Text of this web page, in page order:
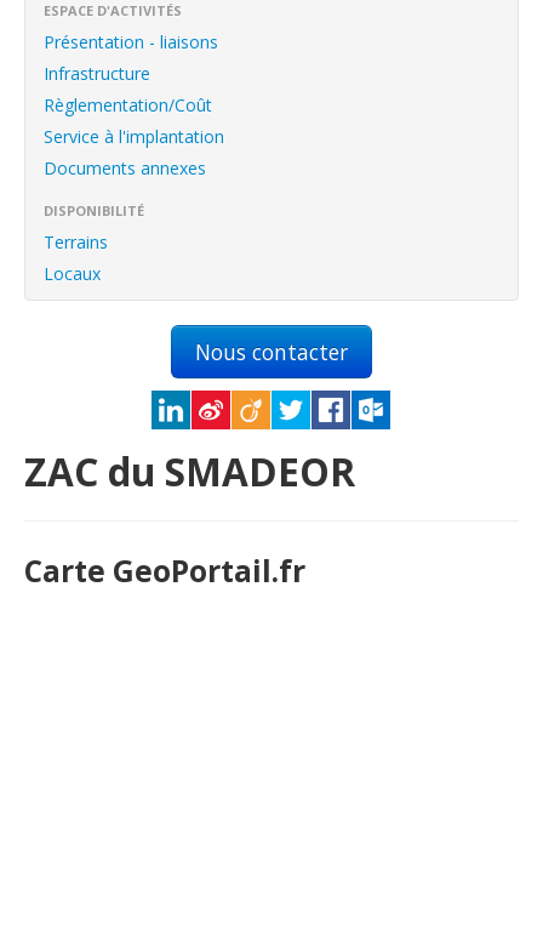
中文
English
Français
Connexion
ESPACE D'ACTIVITÉS
Présentation - liaisons
Infrastructure
Règlementation/Coût
Service à l'implantation
Documents annexes
DISPONIBILITÉ
Terrains
Locaux
Nous contacter
ZAC du SMADEOR
Carte GeoPortail.fr